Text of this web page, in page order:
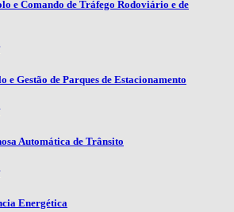
e Comando de Tráfego Rodoviário e de
e Gestão de Parques de Estacionamento
Automática de Trânsito
Energética